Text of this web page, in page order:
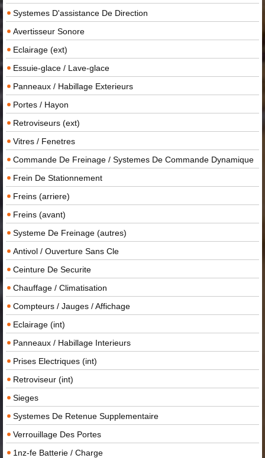
Systemes D'assistance De Direction
Avertisseur Sonore
Eclairage (ext)
Essuie-glace / Lave-glace
Panneaux / Habillage Exterieurs
Portes / Hayon
Retroviseurs (ext)
Vitres / Fenetres
Commande De Freinage / Systemes De Commande Dynamique
Frein De Stationnement
Freins (arriere)
Freins (avant)
Systeme De Freinage (autres)
Antivol / Ouverture Sans Cle
Ceinture De Securite
Chauffage / Climatisation
Compteurs / Jauges / Affichage
Eclairage (int)
Panneaux / Habillage Interieurs
Prises Electriques (int)
Retroviseur (int)
Sieges
Systemes De Retenue Supplementaire
Verrouillage Des Portes
1nz-fe Batterie / Charge